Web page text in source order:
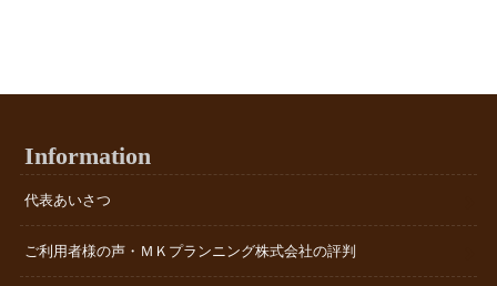
Information
代表あいさつ
ご利用者様の声・ＭＫプランニング株式会社の評判